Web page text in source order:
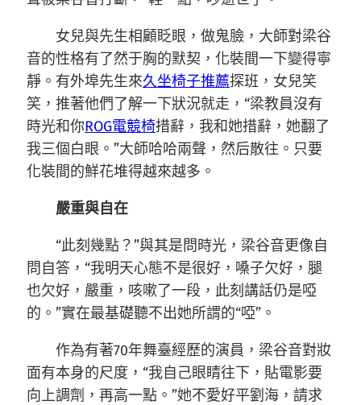
女兒與先生相顧眨眼，做鬼臉，大師對梁谷
音的性格有了然于胸的默契，化裝間一下變得寧
靜。有外埠先生來久坐椅子推薦探班，女兒笑
笑，推著他們了解一下狀況就走，“梁教員沒有
時光和你ROG電競椅措辭，我和她措辭，她翻了
我三個白眼。”大師哈哈兩聲，然后散往。只要
化裝間的鮮花堆得越來越多。
嚴重與自在
“此刻幾點？”與其是問時光，梁谷音更像自
問自答，“我明天心態不是很好，嗓子欠好，腿
也欠好，嚴重，咳嗽了一段，此刻講話仍是啞
的。”實在最基礎聽不出她所謂的“啞”。
作為有著70年舞臺經歷的演員，梁谷音對妝
面有本身的尺度，“我自己眼睛往下，貼電影要
向上調劑，再高一點。”她不愛好平劉海，請求